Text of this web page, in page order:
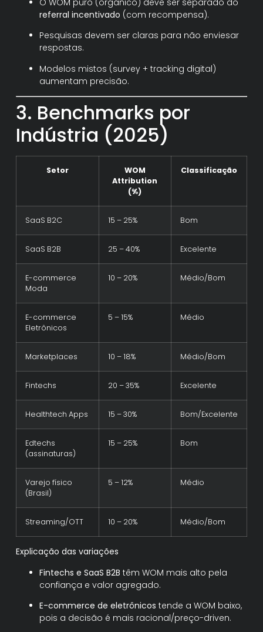
O WOM puro (orgânico) deve ser separado do
referral incentivado (com recompensa).
Pesquisas devem ser claras para não enviesar
respostas.
Modelos mistos (survey + tracking digital)
aumentam precisão.
3. Benchmarks por
Indústria (2025)
Setor
WOM
Attribution
(%)
Classificação
SaaS B2C 15 – 25% Bom
SaaS B2B 25 – 40% Excelente
E-commerce
Moda
10 – 20% Médio/Bom
E-commerce
Eletrônicos
5 – 15% Médio
Marketplaces 10 – 18% Médio/Bom
Fintechs 20 – 35% Excelente
Healthtech Apps 15 – 30% Bom/Excelente
Edtechs
(assinaturas)
15 – 25% Bom
Varejo físico
(Brasil)
5 – 12% Médio
Streaming/OTT 10 – 20% Médio/Bom
Explicação das variações
Fintechs e SaaS B2B têm WOM mais alto pela
confiança e valor agregado.
E-commerce de eletrônicos tende a WOM baixo,
pois a decisão é mais racional/preço-driven.